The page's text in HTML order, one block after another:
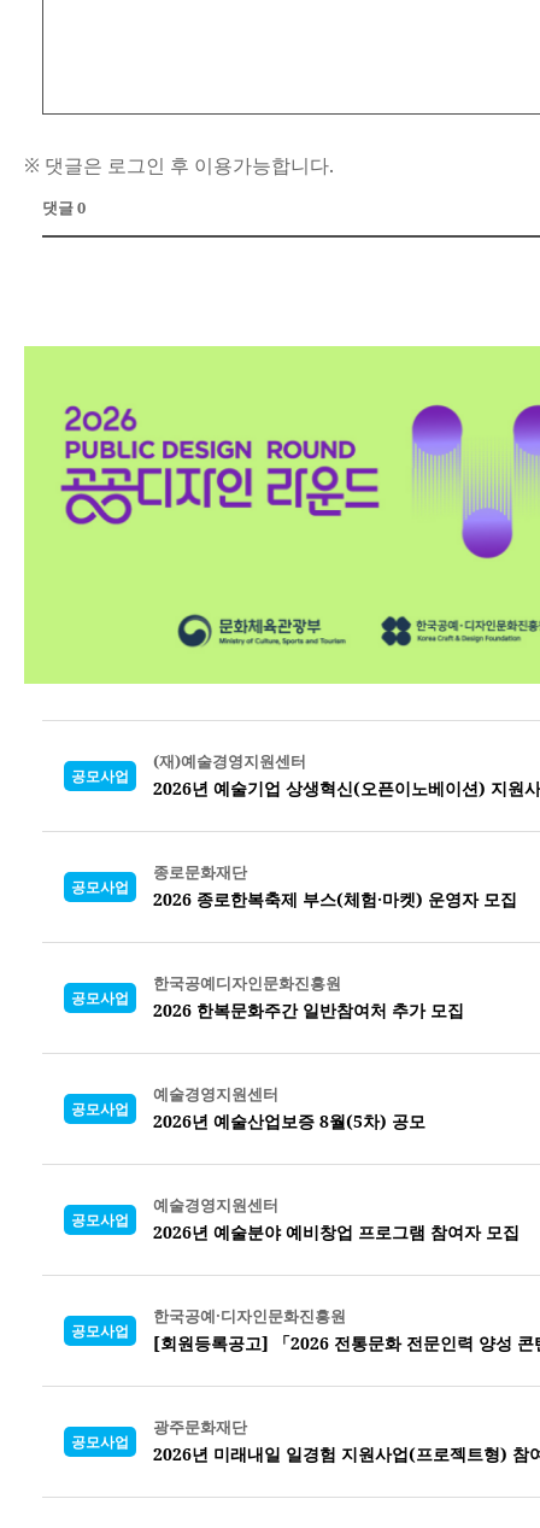
※ 댓글은 로그인 후 이용가능합니다.
댓글 0
공모사업
(재)예술경영지원센터
2026년 예술기업 상생혁신(오픈이노베이션) 지원
공모사업
종로문화재단
2026 종로한복축제 부스(체험·마켓) 운영자 모집
공모사업
한국공예디자인문화진흥원
2026 한복문화주간 일반참여처 추가 모집
공모사업
예술경영지원센터
2026년 예술산업보증 8월(5차) 공모
공모사업
예술경영지원센터
2026년 예술분야 예비창업 프로그램 참여자 모집
공모사업
한국공예·디자인문화진흥원
[회원등록공고] 「2026 전통문화 전문인력 양성
공모사업
광주문화재단
2026년 미래내일 일경험 지원사업(프로젝트형) 참